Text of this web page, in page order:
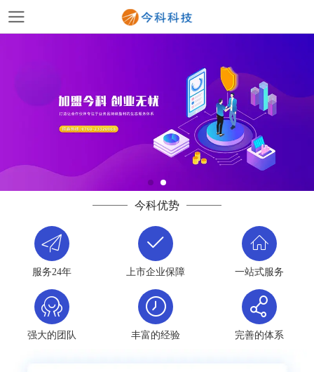
今科优势
服务24年 上市企业保障 一站式服务
强大的团队 丰富的经验 完善的体系